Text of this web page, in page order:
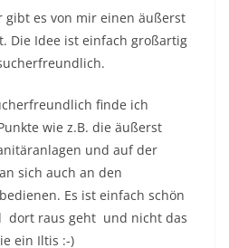
gibt es von mir einen äußerst
Die Idee ist einfach großartig
finde ich
wie z.B. die äußerst
und auf der
sich auch an den
Es ist einfach schön
dort raus geht und nicht das
ein Iltis :-)